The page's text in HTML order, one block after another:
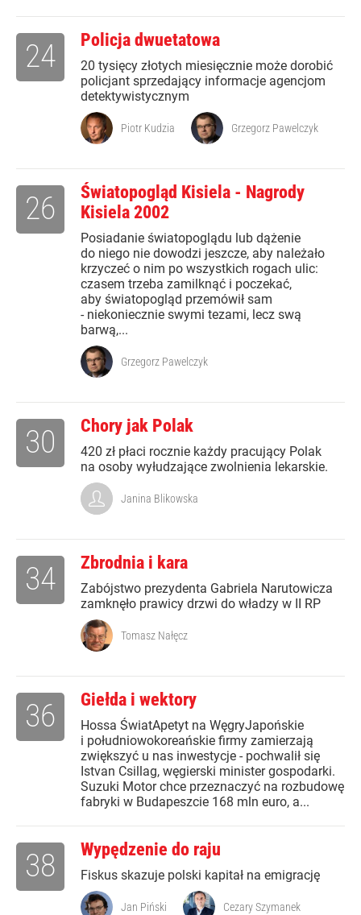
Policja dwuetatowa
20 tysięcy złotych miesięcznie może dorobić
policjant sprzedający informacje agencjom
detektywistycznym
24
Piotr Kudzia Grzegorz Pawelczyk
Światopogląd Kisiela - Nagrody
Kisiela 2002
Posiadanie światopoglądu lub dążenie
do niego nie dowodzi jeszcze, aby należało
krzyczeć o nim po wszystkich rogach ulic:
czasem trzeba zamilknąć i poczekać,
aby światopogląd przemówił sam
- niekoniecznie swymi tezami, lecz swą
barwą,...
26
Grzegorz Pawelczyk
Chory jak Polak
420 zł płaci rocznie każdy pracujący Polak
na osoby wyłudzające zwolnienia lekarskie.
30
Janina Blikowska
Zbrodnia i kara
Zabójstwo prezydenta Gabriela Narutowicza
zamknęło prawicy drzwi do władzy w II RP
34
Tomasz Nałęcz
Giełda i wektory
Hossa ŚwiatApetyt na WęgryJapońskie
i południowokoreańskie firmy zamierzają
zwiększyć u nas inwestycje - pochwalił się
Istvan Csillag, węgierski minister gospodarki.
Suzuki Motor chce przeznaczyć na rozbudowę
fabryki w Budapeszcie 168 mln euro, a...
36
Wypędzenie do raju
Fiskus skazuje polski kapitał na emigrację
38
Jan Piński Cezary Szymanek